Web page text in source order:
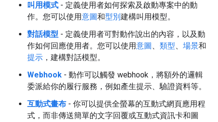
叫用模式 - 定義使用者如何探索及啟動專案中的動
作。您可以使用意圖和型別建構叫用模型。
對話模型 - 定義使用者可對動作說出的內容，以及動
作如何回應使用者。您可以使用意圖、 類型、 場景和
提示 ，建構對話模型。
Webhook - 動作可以觸發 webhook，將額外的邏輯
委派給你的履行服務，例如產生提示、驗證資料等。
互動式畫布 - 你可以提供全螢幕的互動式網頁應用程
式，而非傳送簡單的文字回覆或互動式資訊卡和圖